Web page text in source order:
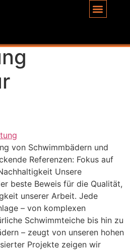
von Schwimmbädern und
Referenzen: Fokus auf
Unsere
beste Beweis für die Qualität,
unserer Arbeit. Jede
– von komplexen
Schwimmteiche bis hin zu
– zeugt von unseren hohen
Projekte zeigen wir